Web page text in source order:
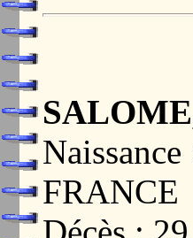
FRANCE